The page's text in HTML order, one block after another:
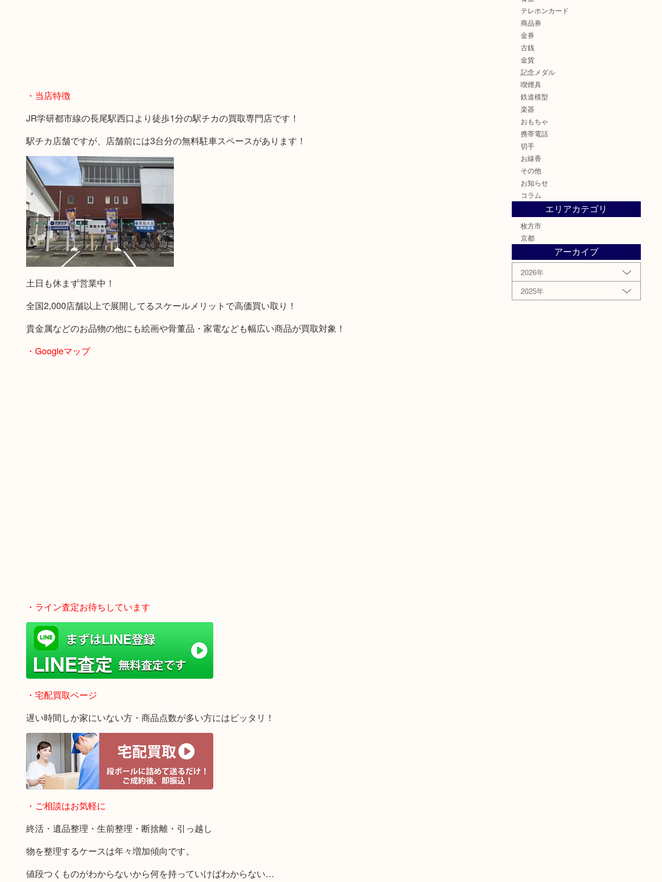
・当店特徴
JR学研都市線の長尾駅西口より徒歩1分の駅チカの買取専門店です！
駅チカ店舗ですが、店舗前には3台分の無料駐車スペースがあります！
土日も休まず営業中！
全国2,000店舗以上で展開してるスケールメリットで高価買い取り！
貴金属などのお品物の他にも絵画や骨董品・家電なども幅広い商品が買取対象！
・Googleマップ
・ライン査定お待ちしています
・宅配買取ページ
遅い時間しか家にいない方・商品点数が多い方にはピッタリ！
・ご相談はお気軽に
終活・遺品整理・生前整理・断捨離・引っ越し
物を整理するケースは年々増加傾向です。
値段つくものがわからないから何を持っていけばわからない…
テレホンカード
商品券
金券
古銭
金貨
記念メダル
喫煙具
鉄道模型
楽器
おもちゃ
携帯電話
切手
お線香
その他
お知らせ
コラム
エリアカテゴリ
枚方市
京都
アーカイブ
2026年
2025年